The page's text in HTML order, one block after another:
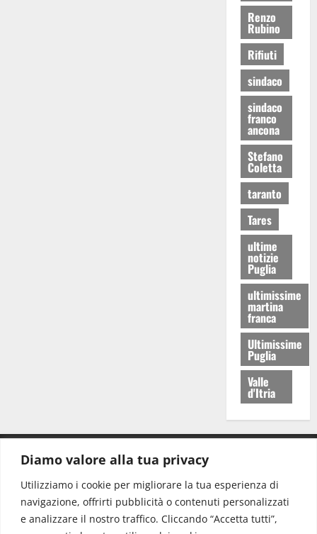
Diamo valore alla tua privacy
Utilizziamo i cookie per migliorare la tua esperienza di
navigazione, offrirti pubblicità o contenuti personalizzati
e analizzare il nostro traffico. Cliccando “Accetta tutti”,
Renzo
Rubino
Rifiuti
sindaco
sindaco
franco
ancona
Stefano
Coletta
taranto
Tares
ultime
notizie
Puglia
ultimissime
martina
franca
Ultimissime
Puglia
Valle
d'Itria
Redazione: redazione@www.martinasera.it
Direttore:direttore@www.martinasera.it